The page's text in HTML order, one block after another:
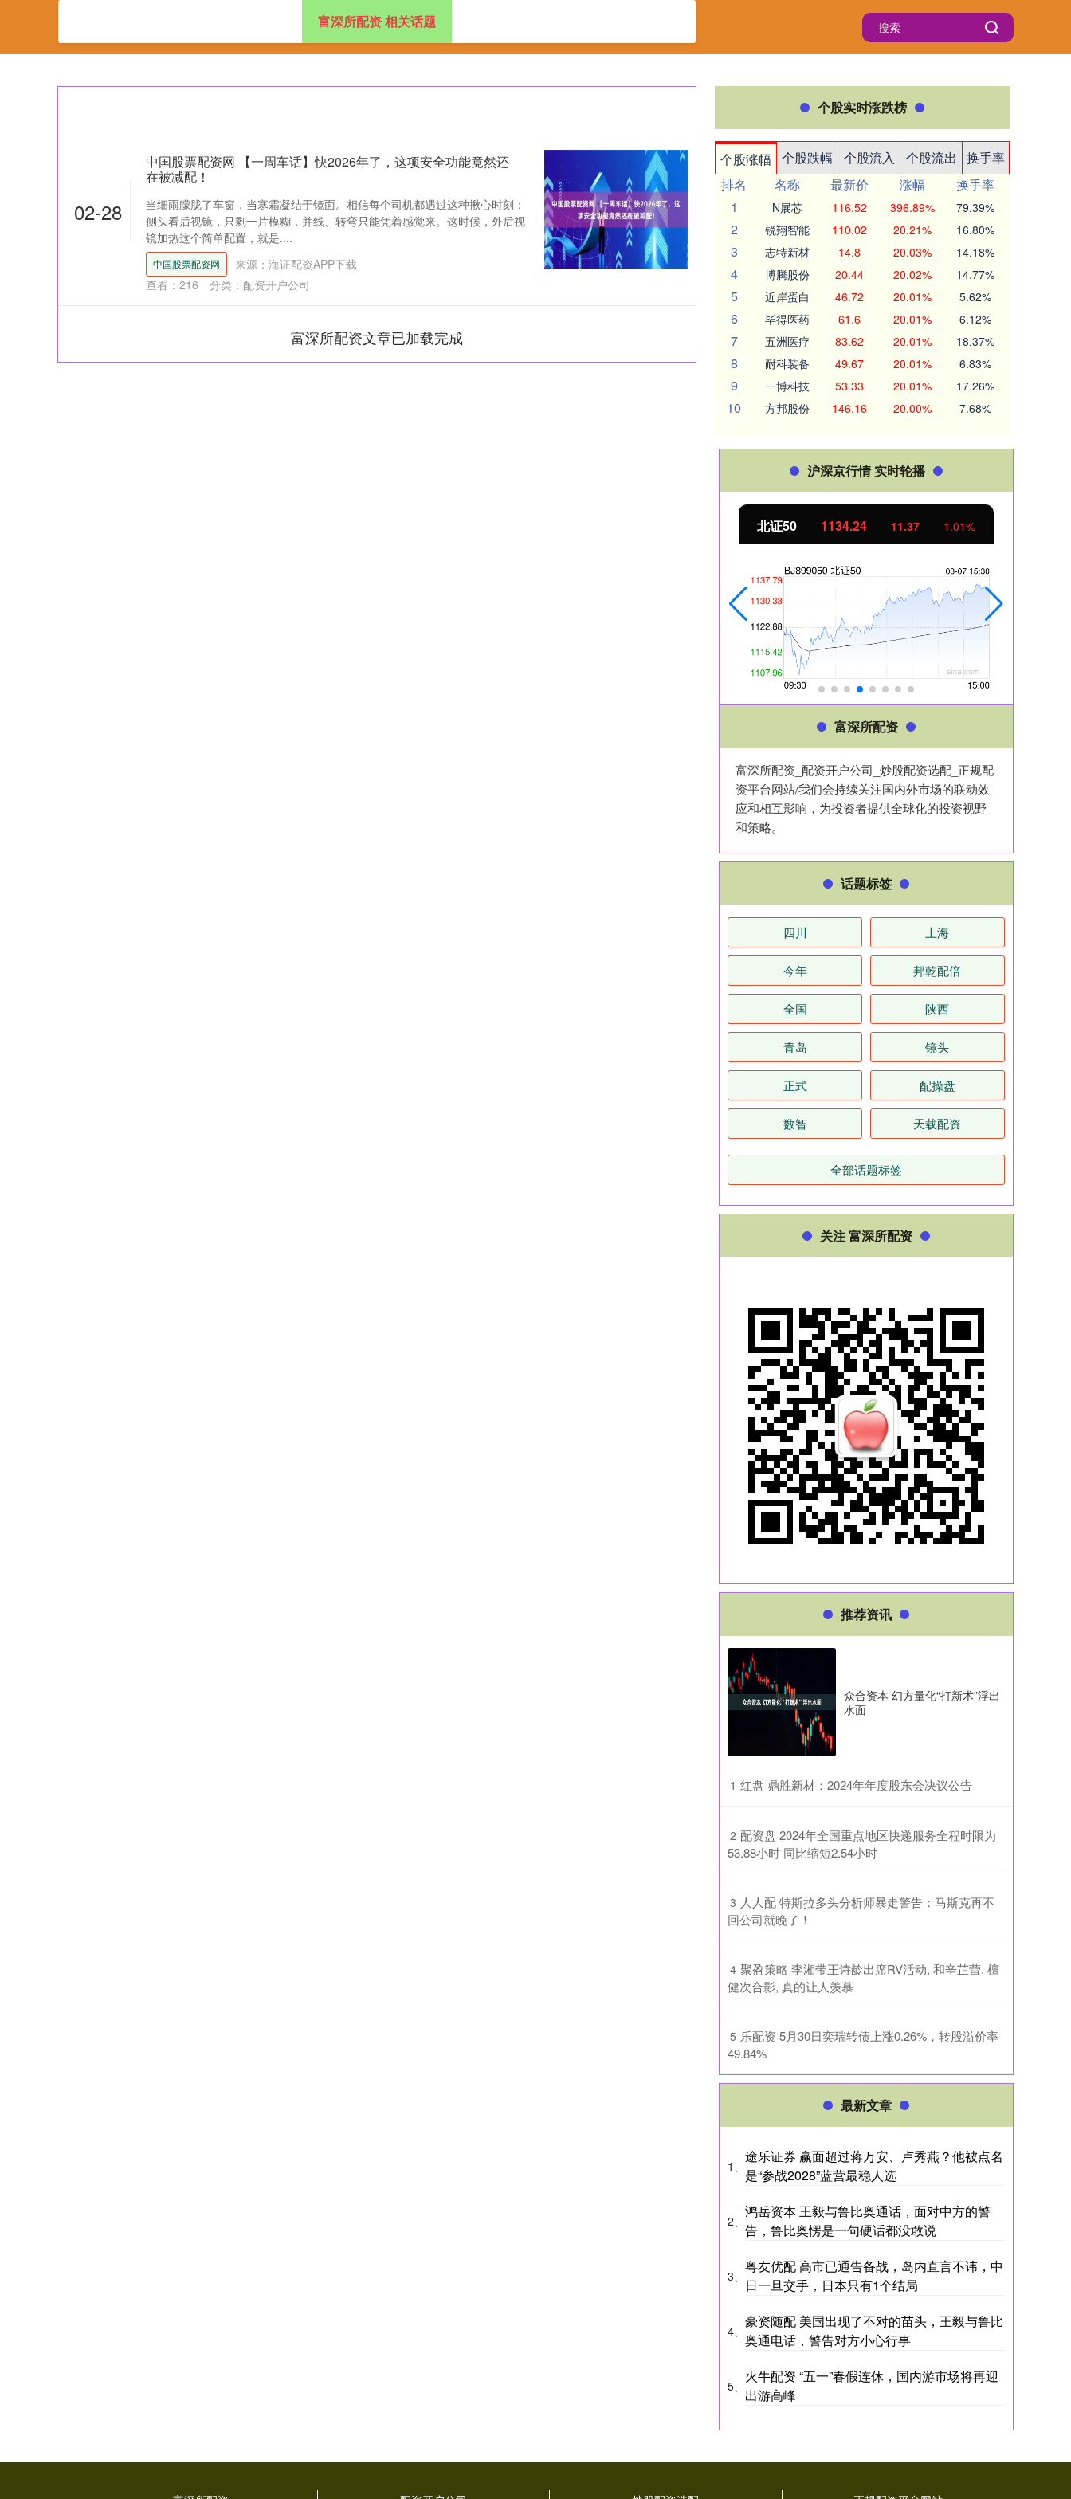
富深所配资 配资开户公司
富深所配资 相关话题
02-28
中国股票配资网 【一周车话】快2026年了，这项安全功能竟然还
在被减配！
当细雨朦胧了车窗，当寒霜凝结于镜面。相信每个司机都遇过这种揪心时刻：
侧头看后视镜，只剩一片模糊，并线、转弯只能凭着感觉来。这时候，外后视
镜加热这个简单配置，就是....
中国股票配资网
来源：海证配资APP下载
查看： 216 分类： 配资开户公司
富深所配资文章已加载完成
个股实时涨跌榜
个股涨幅 个股跌幅 个股流入 个股流出
换手率
排名
名称 最新价 涨幅
换手率
1
N展芯 116.52 396.89% 79.39%
2 锐翔智能 110.02 20.21% 16.80%
3 志特新材 14.8 20.03% 14.18%
4 博腾股份 20.44 20.02% 14.77%
5 近岸蛋白 46.72 20.01% 5.62%
6 毕得医药 61.6 20.01% 6.12%
7 五洲医疗 83.62 20.01% 18.37%
8 耐科装备 49.67 20.01% 6.83%
9 一博科技 53.33 20.01% 17.26%
10 方邦股份 146.16 20.00% 7.68%
沪深京行情 实时轮播
北证50 1134.24 11.37 1.01%
富深所配资
富深所配资_配资开户公司_炒股配资选配_正规配
资平台网站/我们会持续关注国内外市场的联动效
应和相互影响，为投资者提供全球化的投资视野
和策略。
话题标签
四川 上海
今年 邦乾配倍
全国 陕西
青岛 镜头
正式 配操盘
数智 天载配资
全部话题标签
关注 富深所配资
推荐资讯
众合资本 幻方量化“打新术”浮出
水面
1 ​红盘 鼎胜新材：2024年年度股东会决议公告
2 ​配资盘 2024年全国重点地区快递服务全程时限为
53.88小时 同比缩短2.54小时
3 ​人人配 特斯拉多头分析师暴走警告：马斯克再不
回公司就晚了！
4 ​聚盈策略 李湘带王诗龄出席RV活动, 和辛芷蕾, 檀
健次合影, 真的让人羡慕
5 ​乐配资 5月30日奕瑞转债上涨0.26%，转股溢价率
49.84%
最新文章
1、
途乐证券 赢面超过蒋万安、卢秀燕？他被点名
是“参战2028”蓝营最稳人选
2、
鸿岳资本 王毅与鲁比奥通话，面对中方的警
告，鲁比奥愣是一句硬话都没敢说
3、
粤友优配 高市已通告备战，岛内直言不讳，中
日一旦交手，日本只有1个结局
4、
豪资随配 美国出现了不对的苗头，王毅与鲁比
奥通电话，警告对方小心行事
5、
火牛配资 “五一”春假连休，国内游市场将再迎
出游高峰